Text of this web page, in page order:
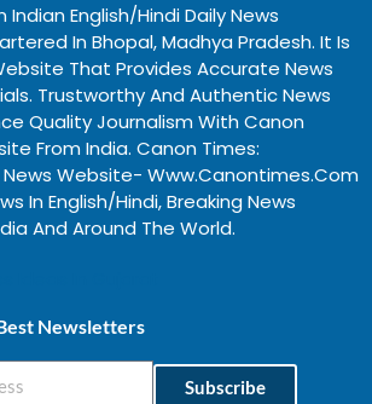
Indian English/Hindi Daily News
In Bhopal, Madhya Pradesh. It Is
That Provides Accurate News
Trustworthy And Authentic News
Quality Journalism With Canon
From India. Canon Times:
News Website- Www.canontimes.com
In English/Hindi, Breaking News
And Around The World.
Newsletters
Subscribe